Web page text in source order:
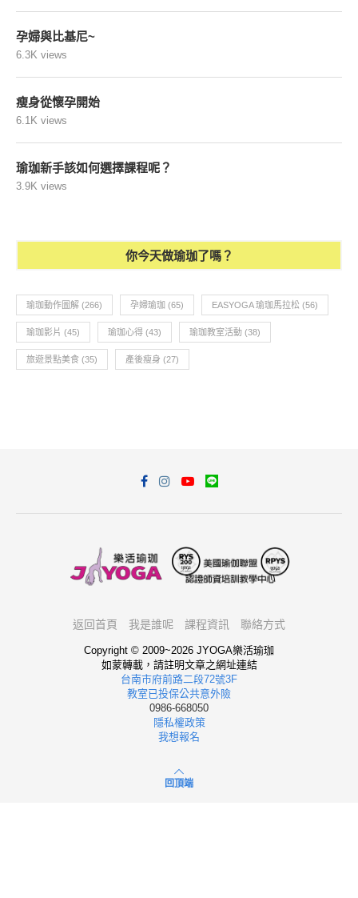
孕婦與比基尼~
6.3K views
瘦身從懷孕開始
6.1K views
瑜珈新手該如何選擇課程呢？
3.9K views
你今天做瑜珈了嗎？
瑜珈動作圖解 (266) 孕婦瑜珈 (65) EASYOGA 瑜珈馬拉松 (56)
瑜珈影片 (45) 瑜珈心得 (43) 瑜珈教室活動 (38)
旅遊景點美食 (35) 產後瘦身 (27)
返回首頁 我是誰呢 課程資訊 聯絡方式
Copyright © 2009~2026 JYOGA樂活瑜珈
如蒙轉載，請註明文章之網址連結
台南市府前路二段72號3F
教室已投保公共意外險
0986-668050
隱私權政策
我想報名
回頂端